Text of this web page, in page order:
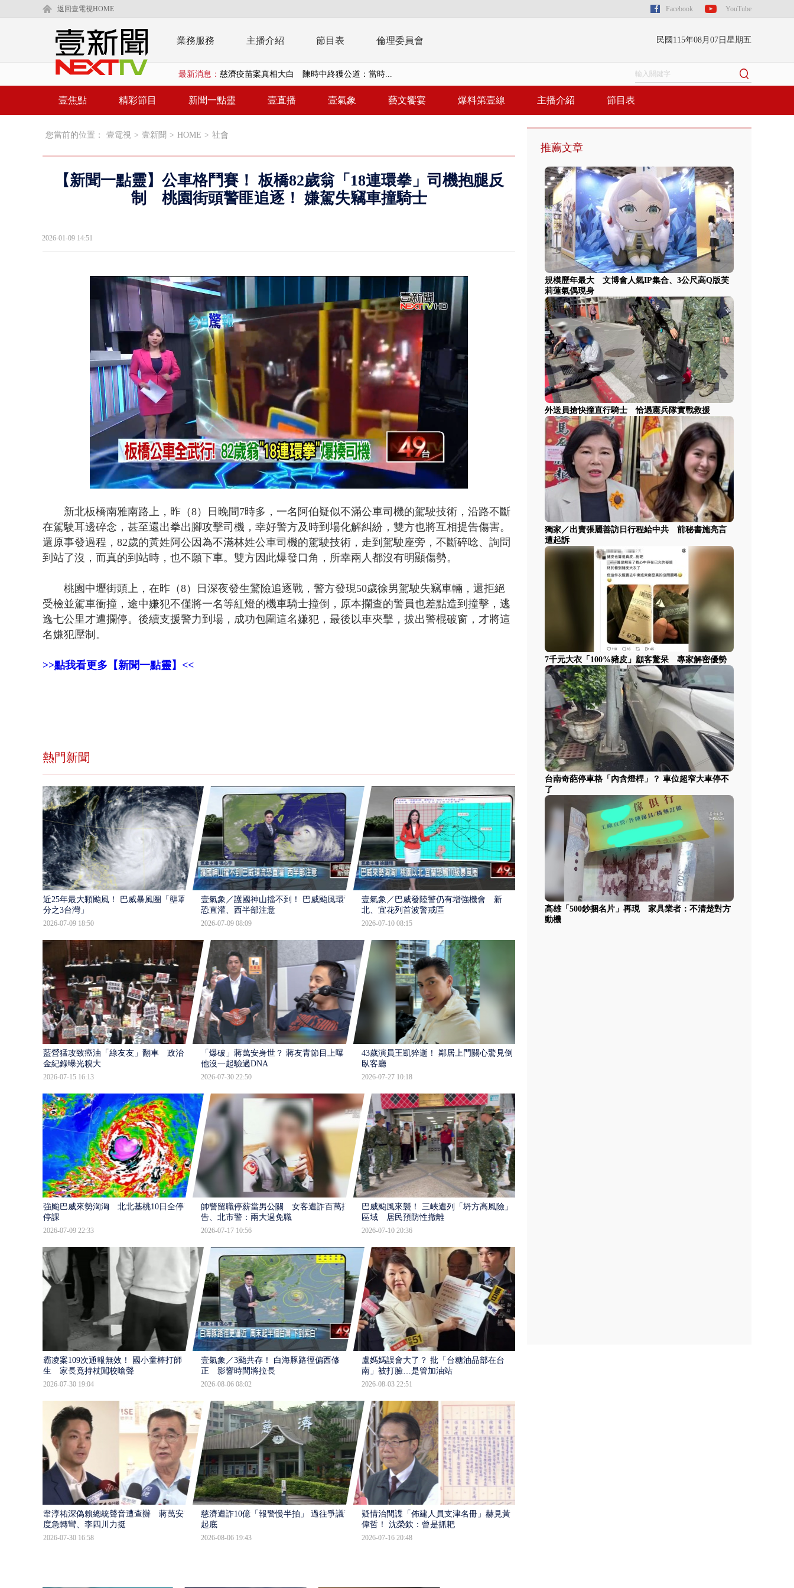
返回壹電視HOME Facebook YouTube
業務服務 主播介紹 節目表 倫理委員會 民國115年08月07日星期五
最新消息： 慈濟疫苗案真相大白 陳時中終獲公道：當時...
規模歷年最大 文博會人氣IP集合、3公尺高Q...
白海豚逼近 宜蘭漁民緊綁漁船防颱、無法出...
中颱白海豚周末影響最劇 中部以北紫爆、氣...
壹焦點 精彩節目 新聞一點靈 壹直播 壹氣象 藝文饗宴 爆料第壹線 主播介紹 節目表
您當前的位置： 壹電視 > 壹新聞 > HOME > 社會
【新聞一點靈】公車格鬥賽！ 板橋82歲翁「18連環拳」司機抱腿反
制 桃園街頭警匪追逐！ 嫌駕失竊車撞騎士
2026-01-09 14:51
Unmute Loaded:
22.52%
新北板橋南雅南路上，昨（8）日晚間7時多，一名阿伯疑似不滿公車司機的駕駛技術，沿路不斷
在駕駛耳邊碎念，甚至還出拳出腳攻擊司機，幸好警方及時到場化解糾紛，雙方也將互相提告傷害。
還原事發過程，82歲的黃姓阿公因為不滿林姓公車司機的駕駛技術，走到駕駛座旁，不斷碎唸、詢問
到站了沒，而真的到站時，也不願下車。雙方因此爆發口角，所幸兩人都沒有明顯傷勢。
桃園中壢街頭上，在昨（8）日深夜發生驚險追逐戰，警方發現50歲徐男駕駛失竊車輛，還拒絕
受檢並駕車衝撞，途中嫌犯不僅將一名等紅燈的機車騎士撞倒，原本攔查的警員也差點造到撞擊，逃
逸七公里才遭攔停。後續支援警力到場，成功包圍這名嫌犯，最後以車夾擊，拔出警棍破窗，才將這
名嫌犯壓制。
>>點我看更多【新聞一點靈】<<
熱門新聞
近25年最大顆颱風！ 巴威暴風圈「壟罩4
分之3台灣」
2026-07-09 18:50
壹氣象／護國神山擋不到！ 巴威颱風環流
恐直灌、西半部注意
2026-07-09 08:09
壹氣象／巴威發陸警仍有增強機會 新
北、宜花列首波警戒區
2026-07-10 08:15
藍營猛攻致癌油「綠友友」翻車 政治獻
金紀錄曝光糗大
2026-07-15 16:13
「爆破」蔣萬安身世？ 蔣友青節目上曝：
他沒一起驗過DNA
2026-07-30 22:50
43歲演員王凱猝逝！ 鄰居上門關心驚見倒
臥客廳
2026-07-27 10:18
強颱巴威來勢洶洶 北北基桃10日全停班
停課
2026-07-09 22:33
帥警留職停薪當男公關 女客遭詐百萬提
告、北市警：兩大過免職
2026-07-17 10:56
巴威颱風來襲！ 三峽遭列「坍方高風險」
區域 居民預防性撤離
2026-07-10 20:36
霸凌案109次通報無效！ 國小童棒打師
生 家長竟持杖闖校嗆聲
2026-07-30 19:04
壹氣象／3颱共存！ 白海豚路徑偏西修
正 影響時間將拉長
2026-08-06 08:02
盧媽媽誤會大了？ 批「台糖油品部在台
南」被打臉…是管加油站
2026-08-03 22:51
韋淳祐深偽賴總統聲音遭查辦 蔣萬安態
度急轉彎、李四川力挺
2026-07-30 16:58
慈濟遭詐10億「報警慢半拍」 過往爭議遭
起底
2026-08-06 19:43
疑情治間諜「佈建人員支津名冊」赫見黃
偉哲！ 沈榮欽：曾是抓耙
2026-07-16 20:48
推薦文章
規模歷年最大 文博會人氣IP集合、3公尺高Q版芙
莉蓮氣偶現身
外送員搶快撞直行騎士 恰遇憲兵隊實戰救援
獨家／出賣張麗善訪日行程給中共 前秘書施亮言
遭起訴
7千元大衣「100%豬皮」顧客驚呆 專家解密優勢
台南奇葩停車格「內含燈桿」？ 車位超窄大車停不
了
高雄「500鈔捆名片」再現 家具業者：不清楚對方
動機